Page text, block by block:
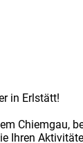
in Erlstätt!
Ihren